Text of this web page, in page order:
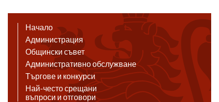
Начало
Администрация
Общински съвет
Административно обслужване
Търгове и конкурси
Най-често срещани
въпроси и отговори